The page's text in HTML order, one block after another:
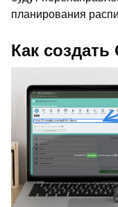
планирования
Как